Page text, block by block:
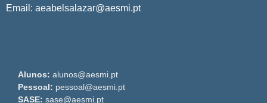
Email: aeabelsalazar@aesmi.pt
Alunos: alunos@aesmi.pt
Pessoal: pessoal@aesmi.pt
SASE: sase@aesmi.pt